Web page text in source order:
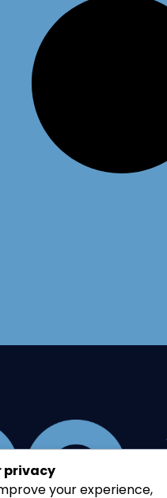
privacy
your experience,